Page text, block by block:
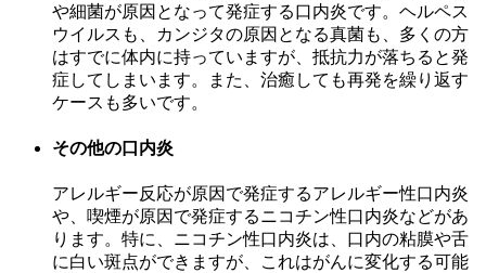
や細菌が原因となって発症する口内炎です。ヘルペス
ウイルスも、カンジタの原因となる真菌も、多くの方
はすでに体内に持っていますが、抵抗力が落ちると発
症してしまいます。また、治癒しても再発を繰り返す
ケースも多いです。
その他の口内炎
アレルギー反応が原因で発症するアレルギー性口内炎
や、喫煙が原因で発症するニコチン性口内炎などがあ
ります。特に、ニコチン性口内炎は、口内の粘膜や舌
に白い斑点ができますが、これはがんに変化する可能